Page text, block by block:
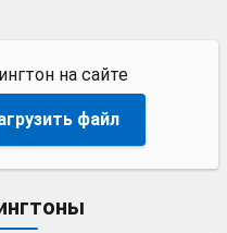
на сайте
файл